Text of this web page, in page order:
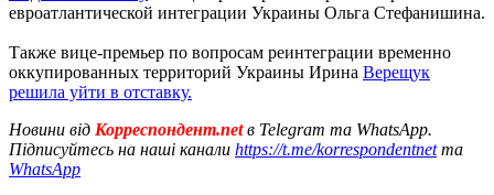
евроатлантической интеграции Украины Ольга Стефанишина.
Также вице-премьер по вопросам реинтеграции временно
оккупированных территорий Украины Ирина Верещук
решила уйти в отставку.
Новини від Корреспондент.netв Telegram та WhatsApp.
Підписуйтесь на наші канали https://t.me/korrespondentnetта
WhatsApp